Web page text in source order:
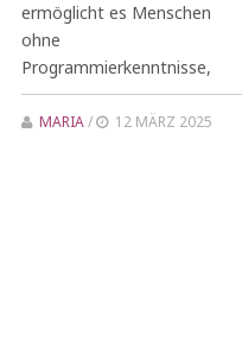
ermöglicht es Menschen
ohne
Programmierkenntnisse,
MARIA/ 12 MÄRZ 2025